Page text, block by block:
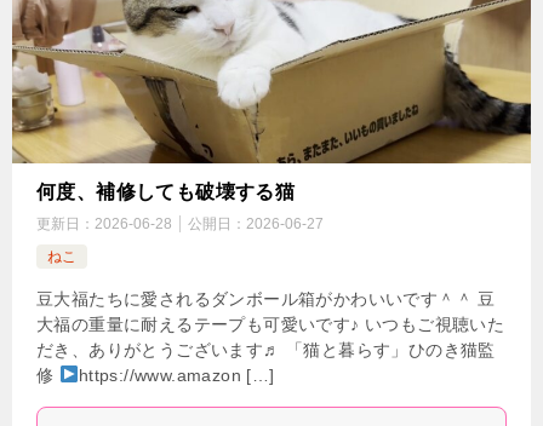
何度、補修しても破壊する猫
更新日： 2026-06-28 公開日： 2026-06-27
ねこ
豆大福たちに愛されるダンボール箱がかわいいです＾＾ 豆
大福の重量に耐えるテープも可愛いです♪ いつもご視聴いた
だき、ありがとうございます♬ 「猫と暮らす」ひのき猫監
修
https://www.amazon […]